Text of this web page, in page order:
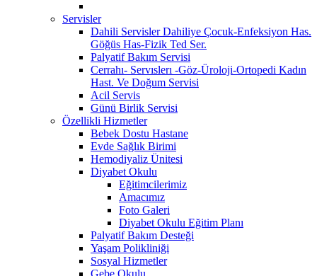
Servisler
Dahili Servisler Dahiliye Çocuk-Enfeksiyon Has.
Göğüs Has-Fizik Ted Ser.
Palyatif Bakım Servisi
Cerrahı- Servıslerı -Göz-Üroloji-Ortopedi Kadın
Hast. Ve Doğum Servisi
Acil Servis
Günü Birlik Servisi
Özellikli Hizmetler
Bebek Dostu Hastane
Evde Sağlık Birimi
Hemodiyaliz Ünitesi
Diyabet Okulu
Eğitimcilerimiz
Amacımız
Foto Galeri
Diyabet Okulu Eğitim Planı
Palyatif Bakım Desteği
Yaşam Polikliniği
Sosyal Hizmetler
Gebe Okulu